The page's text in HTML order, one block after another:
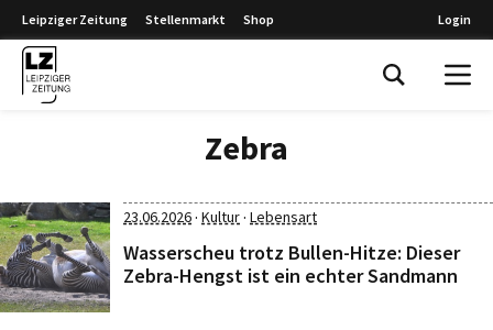
Leipziger Zeitung Stellenmarkt Shop Login
Zebra
23.06.2026· Kultur· Lebensart
Wasserscheu trotz Bullen-Hitze: Dieser
Zebra-Hengst ist ein echter Sandmann